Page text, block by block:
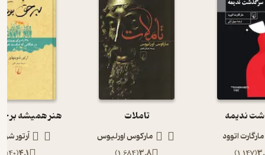
ندیمه
مارگارت اتوود
تاملات
مارکوس اورلیوس
هنر همیشه بر
آرتور